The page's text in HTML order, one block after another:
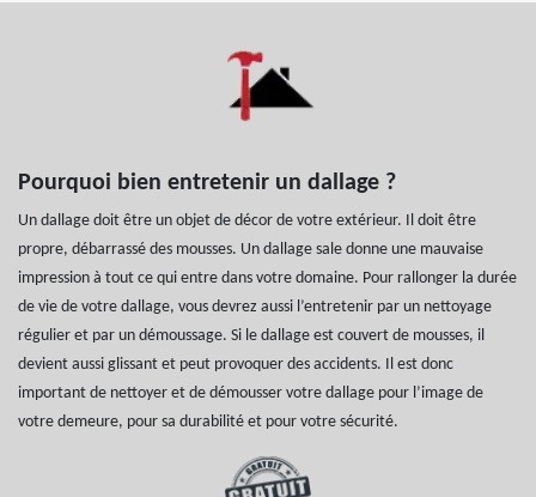
Pourquoi bien entretenir un dallage ?
Un dallage doit être un objet de décor de votre extérieur. Il doit être
propre, débarrassé des mousses. Un dallage sale donne une mauvaise
impression à tout ce qui entre dans votre domaine. Pour rallonger la durée
de vie de votre dallage, vous devrez aussi l’entretenir par un nettoyage
régulier et par un démoussage. Si le dallage est couvert de mousses, il
devient aussi glissant et peut provoquer des accidents. Il est donc
important de nettoyer et de démousser votre dallage pour l’image de
votre demeure, pour sa durabilité et pour votre sécurité.